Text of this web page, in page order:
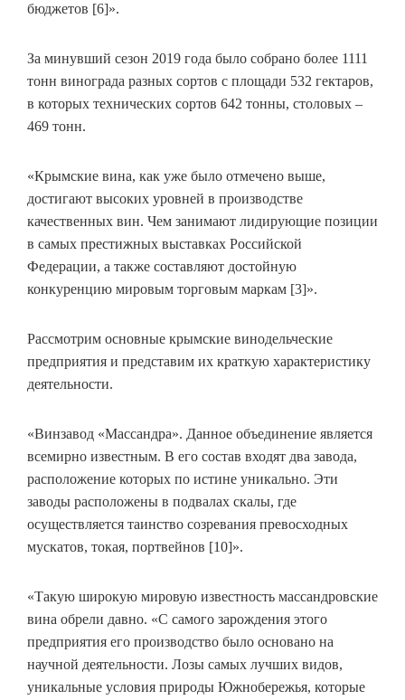
бюджетов [6]».
За минувший сезон 2019 года было собрано более 1111
тонн винограда разных сортов с площади 532 гектаров,
в которых технических сортов 642 тонны, столовых –
469 тонн.
«Крымские вина, как уже было отмечено выше,
достигают высоких уровней в производстве
качественных вин. Чем занимают лидирующие позиции
в самых престижных выставках Российской
Федерации, а также составляют достойную
конкуренцию мировым торговым маркам [3]».
Рассмотрим основные крымские винодельческие
предприятия и представим их краткую характеристику
деятельности.
«Винзавод «Массандра». Данное объединение является
всемирно известным. В его состав входят два завода,
расположение которых по истине уникально. Эти
заводы расположены в подвалах скалы, где
осуществляется таинство созревания превосходных
мускатов, токая, портвейнов [10]».
«Такую широкую мировую известность массандровские
вина обрели давно. «С самого зарождения этого
предприятия его производство было основано на
научной деятельности. Лозы самых лучших видов,
уникальные условия природы Южнобережья, которые